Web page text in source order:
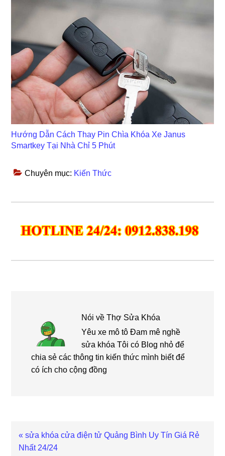
Hướng Dẫn Cách Thay Pin Chìa Khóa Xe Janus
Smartkey Tại Nhà Chỉ 5 Phút
Chuyên mục: Kiến Thức
Nói vềThợ Sửa Khóa
Yêu xe mô tô Đam mê nghề
sửa khóa Tôi có Blog nhỏ để
chia sẻ các thông tin kiến thức mình biết để
có ích cho cộng đồng
Bài
viết
« sửa khóa cửa điện tử Quảng Bình Uy Tín Giá Rẻ
Nhất 24/24